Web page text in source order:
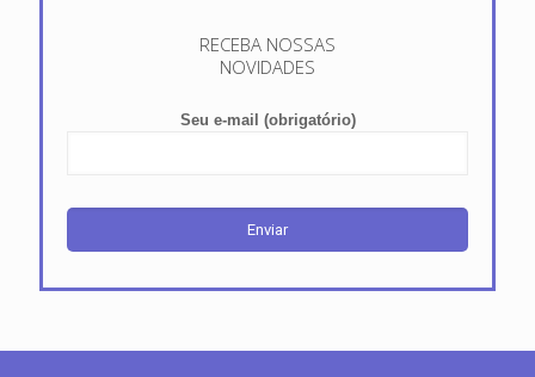
RECEBA NOSSAS
NOVIDADES
Seu e-mail (obrigatório)